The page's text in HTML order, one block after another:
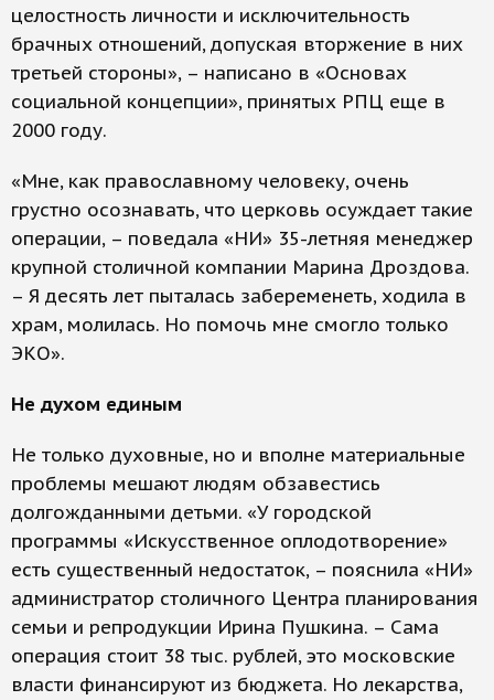
целостность личности и исключительность
брачных отношений, допуская вторжение в них
третьей стороны», – написано в «Основах
социальной концепции», принятых РПЦ еще в
2000 году.
«Мне, как православному человеку, очень
грустно осознавать, что церковь осуждает такие
операции, – поведала «НИ» 35-летняя менеджер
крупной столичной компании Марина Дроздова.
– Я десять лет пыталась забеременеть, ходила в
храм, молилась. Но помочь мне смогло только
ЭКО».
Не духом единым
Не только духовные, но и вполне материальные
проблемы мешают людям обзавестись
долгожданными детьми. «У городской
программы «Искусственное оплодотворение»
есть существенный недостаток, – пояснила «НИ»
администратор столичного Центра планирования
семьи и репродукции Ирина Пушкина. – Сама
операция стоит 38 тыс. рублей, это московские
власти финансируют из бюджета. Но лекарства,